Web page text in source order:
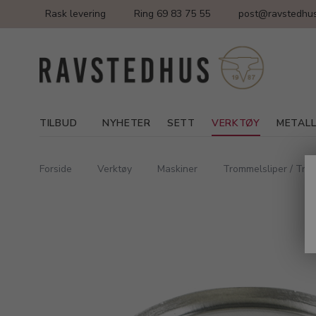
Rask levering Ring 69 83 75 55
TILBUD NYHETER SETT VERKTØY
Forside Verktøy Maskiner Trommelsliper /